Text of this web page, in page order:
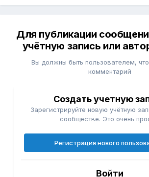
Для публикации
учётную запись или
Вы должны быть пользователем,
комментарий
Создать учетную
Зарегистрируйте новую учётную
сообществе. Это очень
Регистрация нового
Войти